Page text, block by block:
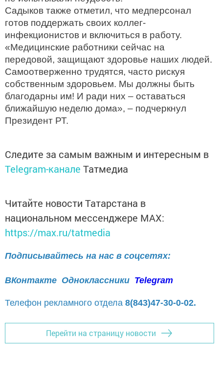
Садыков также отметил, что медперсонал
готов поддержать своих коллег-
инфекционистов и включиться в работу.
«Медицинские работники сейчас на
передовой, защищают здоровье наших людей.
Самоотверженно трудятся, часто рискуя
собственным здоровьем. Мы должны быть
благодарны им! И ради них – оставаться
ближайшую неделю дома», – подчеркнул
Президент РТ.
Следите за самым важным и интересным в
Telegram-канале Татмедиа
Читайте новости Татарстана в
национальном мессенджере MАХ:
https://max.ru/tatmedia
Подписывайтесь на нас в соцсетях:
ВКонтакте Одноклассники Telegram
Телефон рекламного отдела 8(843)47-30-0-02.
Перейти на страницу новости